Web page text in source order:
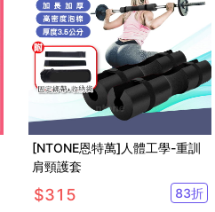
[NTONE恩特萬]人體工學-重訓
肩頸護套
$315 83折